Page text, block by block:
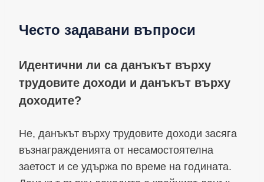
Често задавани въпроси
Идентични ли са данъкът върху
трудовите доходи и данъкът върху
доходите?
Не, данъкът върху трудовите доходи засяга
възнагражденията от несамостоятелна
заетост и се удържа по време на годината.